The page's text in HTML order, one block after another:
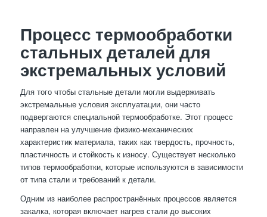
Процесс термообработки
стальных деталей для
экстремальных условий
Для того чтобы стальные детали могли выдерживать
экстремальные условия эксплуатации, они часто
подвергаются специальной термообработке. Этот процесс
направлен на улучшение физико-механических
характеристик материала, таких как твердость, прочность,
пластичность и стойкость к износу. Существует несколько
типов термообработки, которые используются в зависимости
от типа стали и требований к детали.
Одним из наиболее распространённых процессов является
закалка, которая включает нагрев стали до высоких